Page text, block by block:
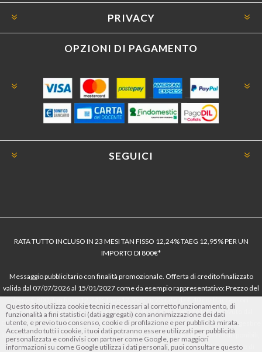
PRIVACY
OPZIONI DI PAGAMENTO
SEGUICI
RATA TUTTO INCLUSO IN 23 MESI TAN FISSO 12,24% TAEG 12,95% PER UN
IMPORTO DI 800€*
Messaggio pubblicitario con finalità promozionale. Offerta di credito finalizzato
valida dal 07/07/2026 al 15/01/2027 come da esempio rappresentativo: Prezzo del
dell’offerta azzerati. Importo totale del credito € 800. Importo totale dovuto dal
Consumatore € 920. Decorrenza media della prima rata a 90 giorni. Al fine di gestire
le tue spese in modo responsabile e di conoscere eventuali altre offerte disponibili,
Findomestic ti ricorda, prima di sottoscrivere il contratto, di prendere visione di
Questo sito utilizza cookie tecnici necessari al corretto funzionamento, di
funzionalità a fini statistici (dati aggregati) con anonimizzazione dei dati
utente, e previo tuo consenso, cookie di profilazione e per pubblicità mirata.
Accettando tutti i cookie, i tuoi dati potranno essere utilizzati per pubblicità
personalizzata e condivisi con partner come Google, per maggiori
informazioni su come Google utilizza i dati personali, puoi consultare questo